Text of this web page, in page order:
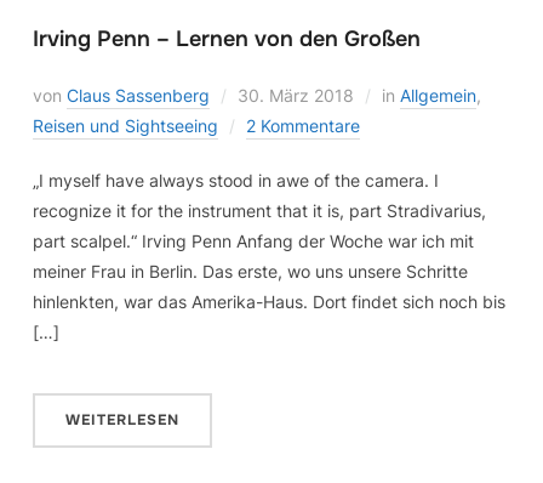
Irving Penn – Lernen von den Großen
von Claus Sassenberg 30. März 2018 in Allgemein,
Reisen und Sightseeing
2 Kommentare
„I myself have always stood in awe of the camera. I
recognize it for the instrument that it is, part Stradivarius,
part scalpel.“ Irving Penn Anfang der Woche war ich mit
meiner Frau in Berlin. Das erste, wo uns unsere Schritte
hinlenkten, war das Amerika-Haus. Dort findet sich noch bis
[…]
WEITERLESEN